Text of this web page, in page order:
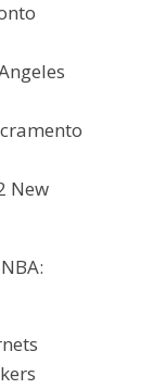
New